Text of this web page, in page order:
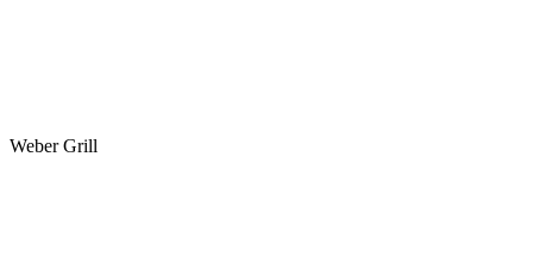
Weber Grill